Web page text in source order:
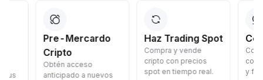
Pre-Mercardo
Cripto
Obtén acceso
anticipado a nuevos
Haz Trading Spot
Compra y vende
cripto con precios
spot en tiempo real.
Convertir
Convierte
coste: